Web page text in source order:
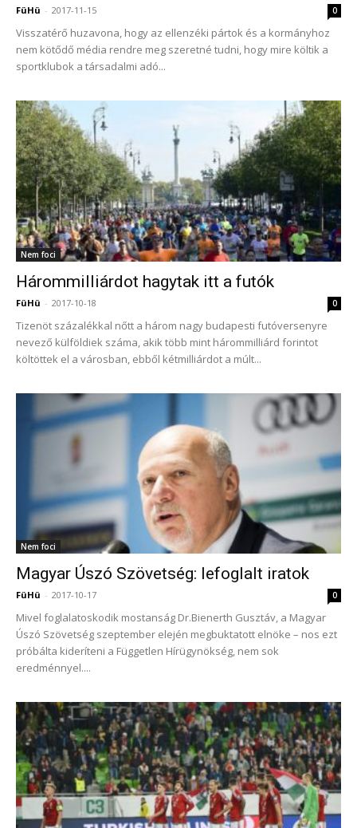
FüHü - 2017-11-15 0
Visszatérő huzavona, hogy az ellenzéki pártok és a kormányhoz
nem kötődő média rendre meg szeretné tudni, hogy mire költik a
sportklubok a társadalmi adó...
Nem foci
Hárommilliárdot hagytak itt a futók
FüHü - 2017-10-18 0
Tizenöt százalékkal nőtt a három nagy budapesti futóversenyre
nevező külföldiek száma, akik több mint hárommilliárd forintot
költöttek el a városban, ebből kétmilliárdot a múlt...
Nem foci
Magyar Úszó Szövetség: lefoglalt iratok
FüHü - 2017-10-17 0
Mivel foglalatoskodik mostanság Dr.Bienerth Gusztáv, a Magyar
Úszó Szövetség szeptember elején megbuktatott elnöke – nos ezt
próbálta kideríteni a Független Hírügynökség, nem sok
eredménnyel....